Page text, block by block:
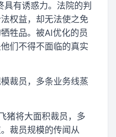
具有诱惑力。法院的判
权益，却无法使之免
牲品。被AI优化的员
们不得不面临的真实
裁员，多条业务线蒸
猪将大面积裁员，多
裁员规模的传闻从